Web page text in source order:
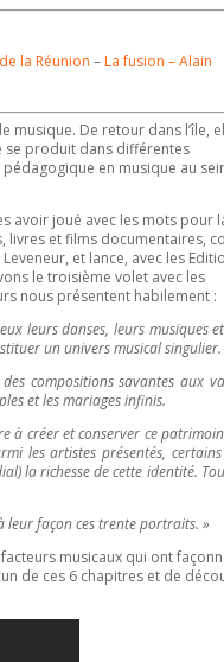
la Réunion – La fusion – Alain
musique. De retour dans l’île,
se produit dans différentes
en musique au
avoir joué avec les mots pour
livres et films documentaires,
et lance, avec les
le troisième volet avec les
nous présentent habilement :
leurs danses, leurs musiques
un univers musical singulier.
compositions savantes aux
et les mariages infinis.
à créer et conserver ce
les artistes présentés, certains
la richesse de cette identité.
leur façon ces trente portraits. »
musicaux qui ont
de ces 6 chapitres et de